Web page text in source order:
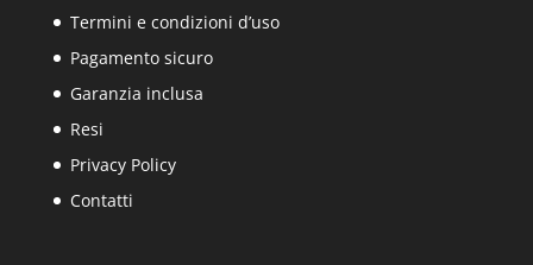
Termini e condizioni d’uso
Pagamento sicuro
Garanzia inclusa
Resi
Privacy Policy
Contatti